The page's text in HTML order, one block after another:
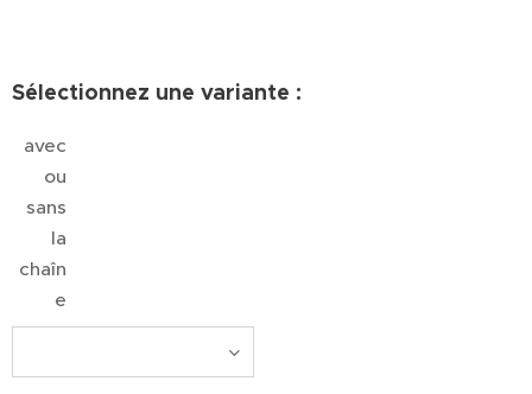
Sélectionnez une variante :
avec
ou
sans
la
chaîn
e